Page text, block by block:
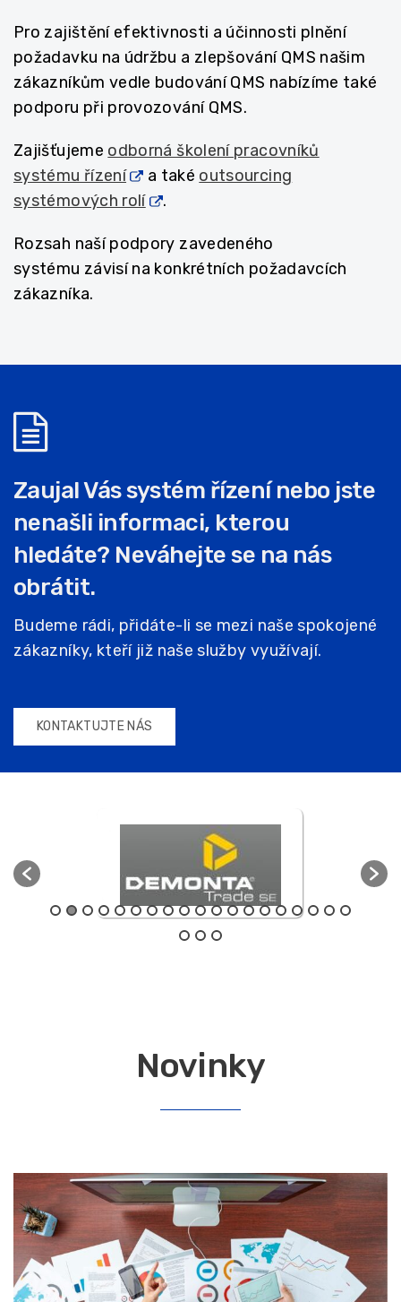
Pro zajištění efektivnosti a účinnosti plnění
požadavku na údržbu a zlepšování QMS našim
zákazníkům vedle budování QMS nabízíme také
podporu při provozování QMS.
Zajišťujeme odborná školení pracovníků
systému řízení
a také outsourcing
systémových rolí
.
Rozsah naší podpory zavedeného
systému závisí na konkrétních požadavcích
zákazníka.
Zaujal Vás systém řízení nebo jste
nenašli informaci, kterou
hledáte? Neváhejte se na nás
obrátit.
Budeme rádi, přidáte-li se mezi naše spokojené
zákazníky, kteří již naše služby využívají.
KONTAKTUJTE NÁS
Novinky